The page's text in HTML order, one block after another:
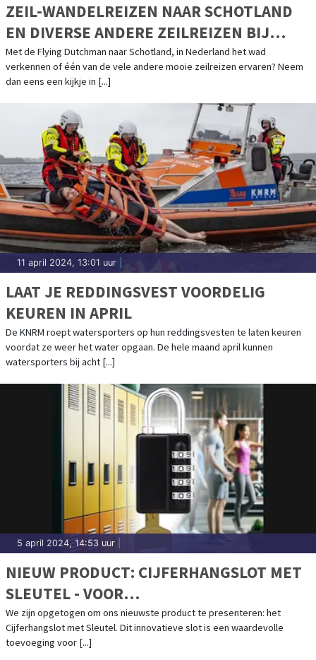
ZEIL-WANDELREIZEN NAAR SCHOTLAND
EN DIVERSE ANDERE ZEILREIZEN BIJ
ZEILEN MET INI
Met de Flying Dutchman naar Schotland, in Nederland het wad
verkennen of één van de vele andere mooie zeilreizen ervaren? Neem
dan eens een kijkje in [...]
11 april 2024, 13:01 uur
LAAT JE REDDINGSVEST VOORDELIG
KEUREN IN APRIL
De KNRM roept watersporters op hun reddingsvesten te laten keuren
voordat ze weer het water opgaan. De hele maand april kunnen
watersporters bij acht [...]
5 april 2024, 14:53 uur
NIEUW PRODUCT: CIJFERHANGSLOT MET
SLEUTEL - VOOR
WATERSPORTLIEFHEBBERS
We zijn opgetogen om ons nieuwste product te presenteren: het
Cijferhangslot met Sleutel. Dit innovatieve slot is een waardevolle
toevoeging voor [...]